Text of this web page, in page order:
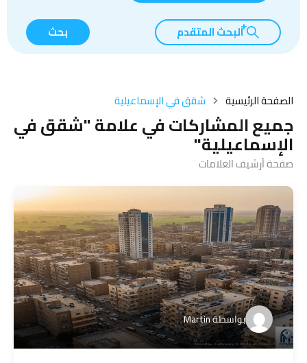
البحث المتقدم بحث
الصفحة الرئيسية شقق في الإسماعيلية
جميع المشاركات في علامة "شقق في
الإسماعيلية"
صفحة أرشيف العلامات
بواسطةMartin